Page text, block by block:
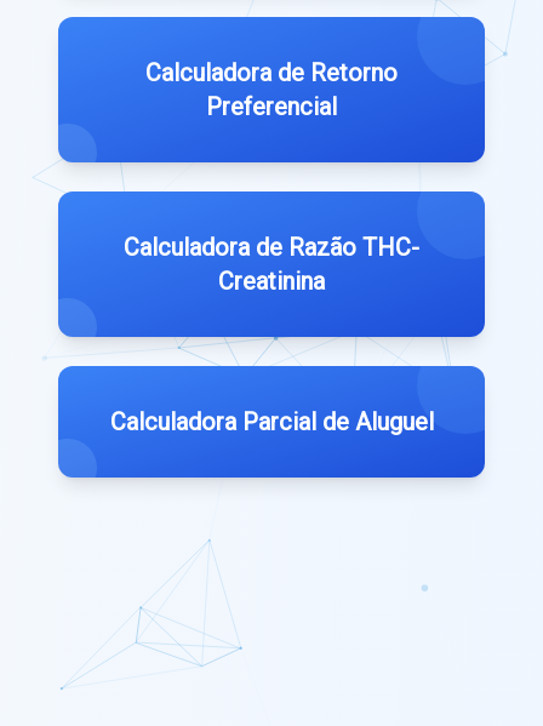
Calculadora de Retorno
Preferencial
Calculadora de Razão THC-
Creatinina
Calculadora Parcial de Aluguel